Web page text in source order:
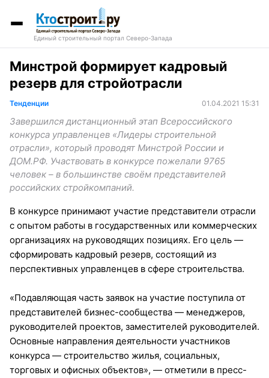
Единый строительный портал Северо-Запада
Минстрой формирует кадровый
резерв для стройотрасли
Тенденции 01.04.2021 15:31
Завершился дистанционный этап Всероссийского
конкурса управленцев «Лидеры строительной
отрасли», который проводят Минстрой России и
ДОМ.РФ. Участвовать в конкурсе пожелали 9765
человек – в большинстве своём представителей
российских стройкомпаний.
В конкурсе принимают участие представители отрасли
с опытом работы в государственных или коммерческих
организациях на руководящих позициях. Его цель —
сформировать кадровый резерв, состоящий из
перспективных управленцев в сфере строительства.
«Подавляющая часть заявок на участие поступила от
представителей бизнес-сообщества — менеджеров,
руководителей проектов, заместителей руководителей.
Основные направления деятельности участников
конкурса — строительство жилья, социальных,
торговых и офисных объектов», — отметили в пресс-